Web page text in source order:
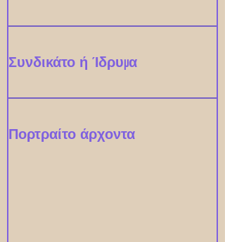
Συνδικάτο ή Ίδρυμα
Πορτραίτο άρχοντα